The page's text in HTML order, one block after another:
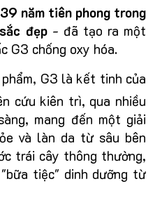
năm tiên phong trong
đẹp- đã tạo ra một
G3 chống oxy hóa.
G3 là kết tinh của
cứu kiên trì, qua nhiều
mang đến một giải
và làn da từ sâu bên
trái cây thông thường,
tiệc" dinh dưỡng từ